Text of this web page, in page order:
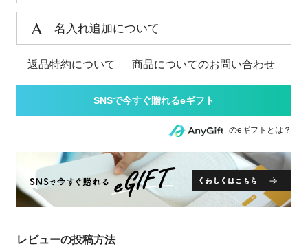
名入れ追加について
返品特約について 商品についてのお問い合わせ
のeギフトとは？
レビューの投稿方法